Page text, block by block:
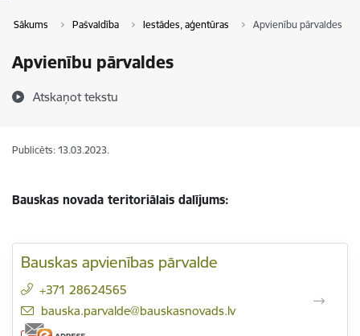
Sākums Pašvaldība Iestādes, aģentūras Apvienību pārvaldes
Apvienību pārvaldes
Atskaņot tekstu
Publicēts: 13.03.2023.
Bauskas novada teritoriālais dalījums:
Bauskas apvienības pārvalde
+371 28624565
E-pasts:
bauska.parvalde@bauskasnovads.lv